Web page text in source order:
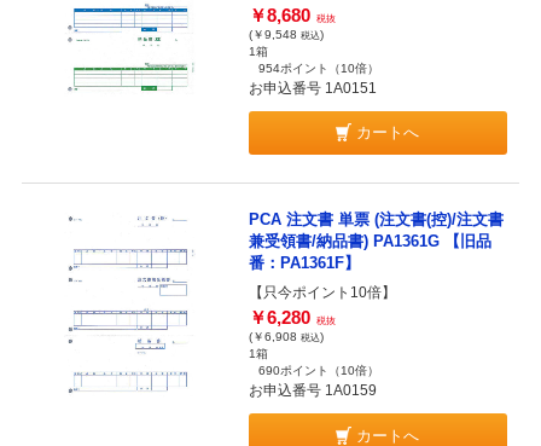
￥8,680 税抜
(￥9,548 税込)
1箱
954ポイント
（10倍）
お申込番号 1A0151
カートへ
PCA 注文書 単票 (注文書(控)/注文書
兼受領書/納品書) PA1361G 【旧品
番：PA1361F】
【只今ポイント10倍】
￥6,280 税抜
(￥6,908 税込)
1箱
690ポイント
（10倍）
お申込番号 1A0159
カートへ